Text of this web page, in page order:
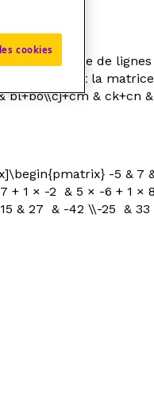
le nombre de
latex] Soit la
& ck+cn
-5 & 7
1 × -2 & 5 × -6 + 1 ×
& 27 & -42 \\-25 &
cookies